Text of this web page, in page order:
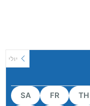
יולי
TH
FR
SA